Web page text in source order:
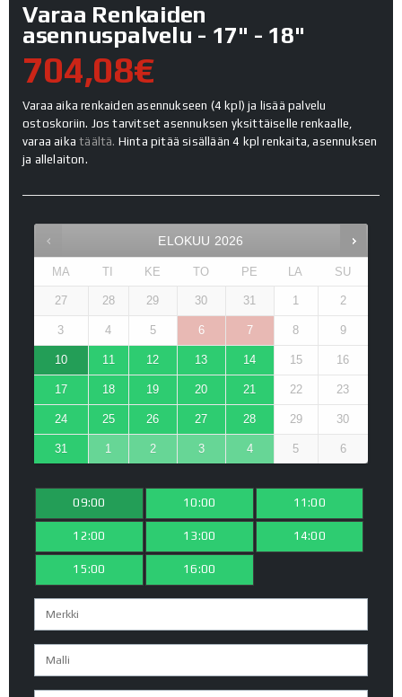
Varaa Renkaiden
asennuspalvelu - 17" - 18"
704,08€
Varaa aika renkaiden asennukseen (4 kpl) ja lisää palvelu
ostoskoriin. Jos tarvitset asennuksen yksittäiselle renkaalle,
varaa aikatäältä. Hinta pitää sisällään 4 kpl renkaita, asennuksen
ja allelaiton.
ELOKUU 2026
MA TI KE TO PE LA SU
27 28 29 30 31 1 2
3 4 5 6 7 8 9
10 11 12 13 14 15 16
17 18 19 20 21 22 23
24 25 26 27 28 29 30
31 1 2 3 4 5 6
09:00 10:00 11:00
12:00 13:00 14:00
15:00 16:00